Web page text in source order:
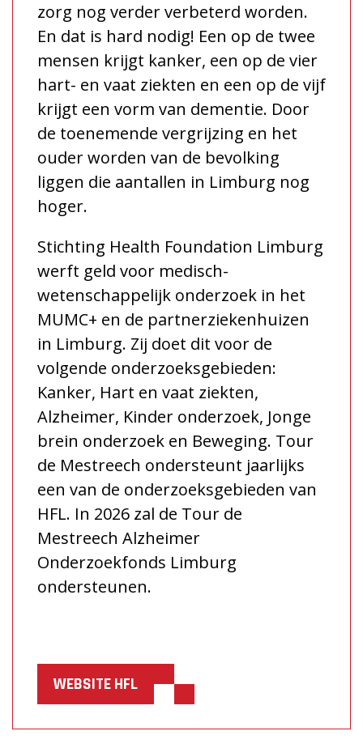
zorg nog verder verbeterd worden.
En dat is hard nodig! Een op de twee
mensen krijgt kanker, een op de vier
hart- en vaat ziekten en een op de vijf
krijgt een vorm van dementie. Door
de toenemende vergrijzing en het
ouder worden van de bevolking
liggen die aantallen in Limburg nog
hoger.
Stichting Health Foundation Limburg
werft geld voor medisch-
wetenschappelijk onderzoek in het
MUMC+ en de partnerziekenhuizen
in Limburg. Zij doet dit voor de
volgende onderzoeksgebieden:
Kanker, Hart en vaat ziekten,
Alzheimer, Kinder onderzoek, Jonge
brein onderzoek en Beweging. Tour
de Mestreech ondersteunt jaarlijks
een van de onderzoeksgebieden van
HFL. In 2026 zal de Tour de
Mestreech Alzheimer
Onderzoekfonds Limburg
ondersteunen.
WEBSITE HFL